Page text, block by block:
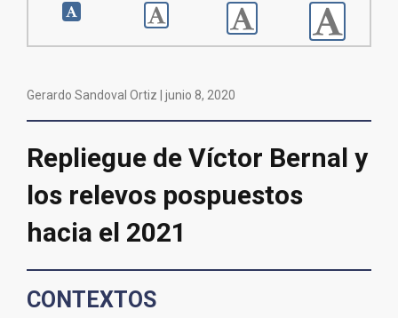
Gerardo Sandoval Ortiz | junio 8, 2020
Repliegue de Víctor Bernal y
los relevos pospuestos
hacia el 2021
CONTEXTOS